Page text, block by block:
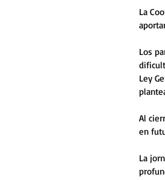
La
Los
Ley
Al
en
La